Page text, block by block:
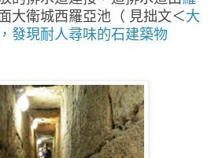
大衛城西羅亞池（ 見拙文＜大
發現耐人尋味的石建築物